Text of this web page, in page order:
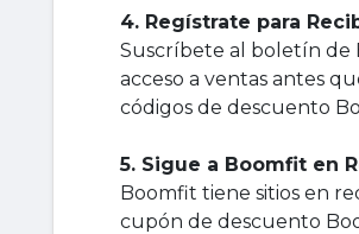
4. Regístrate para
Suscríbete al boletín de
acceso a ventas antes
códigos de descuento
5. Sigue a Boomfit en
Boomfit tiene sitios en
cupón de descuento